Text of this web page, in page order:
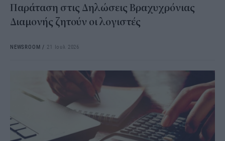
Παράταση στις Δηλώσεις Βραχυχρόνιας
Διαμονής ζητούν οι λογιστές
NEWSROOM / 21 Ιουλ 2026